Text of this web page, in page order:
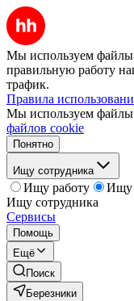
Мы используем файлы
правильную работу
трафик.
Правила
Мы используем файлы
файлов cookie
Понятно
Ищу сотрудника
Ищу работу
Ищу
Ищу сотрудника
Сервисы
Помощь
Ещё
Поиск
Березники